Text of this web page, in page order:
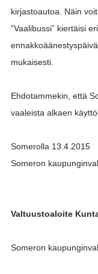
kirjastoautoa. Näin
”Vaalibussi” kiertäisi
mukaisesti.
Ehdotammekin, että
vaaleista alkaen
Somerolla 13.4.2015
Someron
Valtuustoaloite
Someron